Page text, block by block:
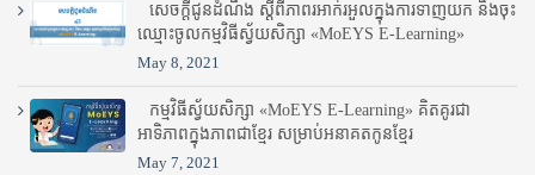
សេចក្តីជូនដំណឹង ស្តី​ពីភាព​រអាក់រអួល​ក្នុងការ​ទាញ​យក និង​ចុះ​
ឈ្មោះ​ចូល​កម្មវិធី​ស្វ័យសិក្សា «MoEYS E-Learning»
May 8, 2021
កម្មវិធីស្វ័យសិក្សា «MoEYS E-Learning» គិតគូរជា
អាទិភាពក្នុងភាពជាខ្មែរ សម្រាប់អនាគតកូនខ្មែរ
May 7, 2021